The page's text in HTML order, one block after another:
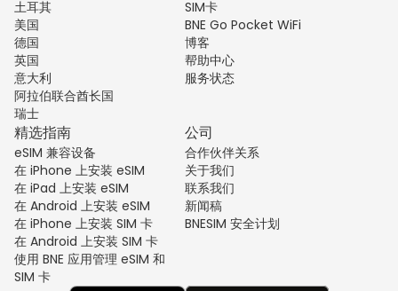
土耳其
美国
德国
英国
意大利
阿拉伯联合酋长国
瑞士
SIM卡
BNE Go Pocket WiFi
博客
帮助中心
服务状态
精选指南
eSIM 兼容设备
在 iPhone 上安装 eSIM
在 iPad 上安装 eSIM
在 Android 上安装 eSIM
在 iPhone 上安装 SIM 卡
在 Android 上安装 SIM 卡
使用 BNE 应用管理 eSIM 和
SIM 卡
公司
合作伙伴关系
关于我们
联系我们
新闻稿
BNESIM 安全计划